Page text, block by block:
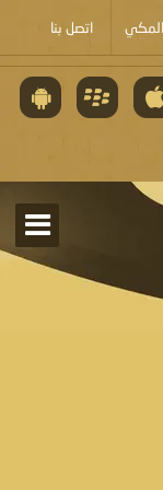
المكي اتصل بنا